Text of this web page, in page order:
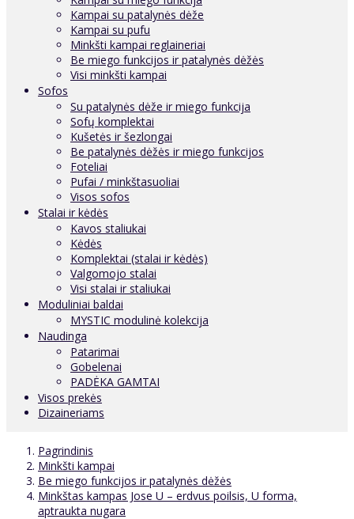
Kampai su patalynės dėže
Kampai su pufu
Minkšti kampai reglaineriai
Be miego funkcijos ir patalynės dėžės
Visi minkšti kampai
Sofos
Su patalynės dėže ir miego funkcija
Sofų komplektai
Kušetės ir šezlongai
Be patalynės dėžės ir miego funkcijos
Foteliai
Pufai / minkštasuoliai
Visos sofos
Stalai ir kėdės
Kavos staliukai
Kėdės
Komplektai (stalai ir kėdės)
Valgomojo stalai
Visi stalai ir staliukai
Moduliniai baldai
MYSTIC modulinė kolekcija
Naudinga
Patarimai
Gobelenai
PADĖKA GAMTAI
Visos prekės
Dizaineriams
Pagrindinis
Minkšti kampai
Be miego funkcijos ir patalynės dėžės
Minkštas kampas Jose U – erdvus poilsis, U forma,
aptraukta nugara